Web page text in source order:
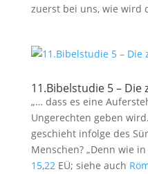
zuerst bei uns, wie wird
11.Bibelstudie 5 –
„… dass es eine
Ungerechten geben
geschieht infolge des
Menschen? „Denn wie
15,22EÜ; siehe auch